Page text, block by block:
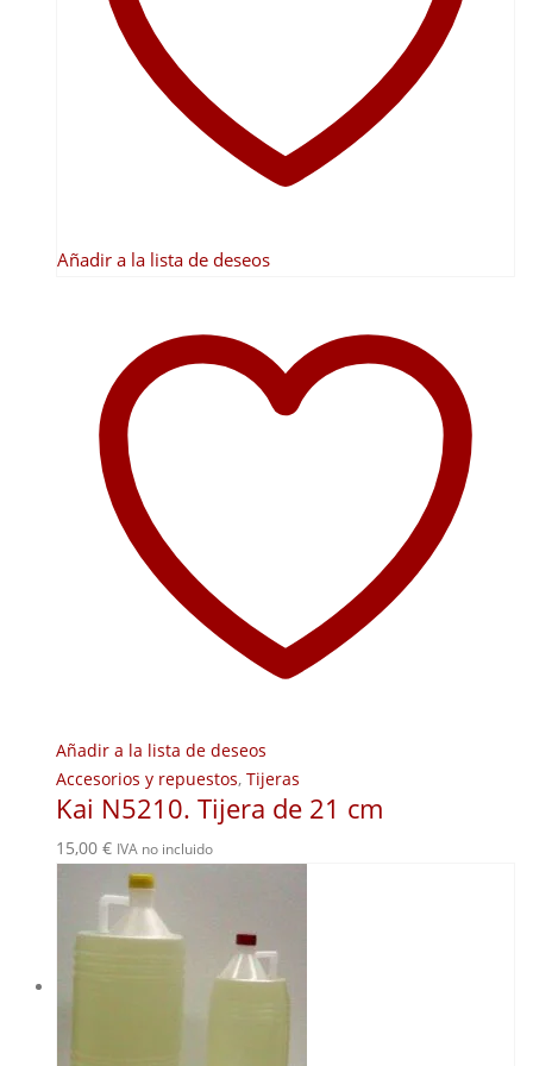
Añadir a la lista de deseos
Añadir a la lista de deseos
Accesorios y repuestos, Tijeras
Kai N5210. Tijera de 21 cm
15,00 € IVA no incluido